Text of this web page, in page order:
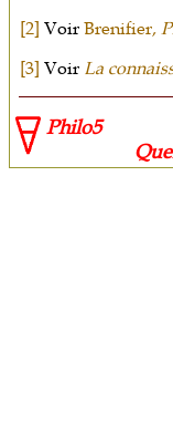
[2] Voir Brenifier,
[3] Voir La
Philo5
Quelle